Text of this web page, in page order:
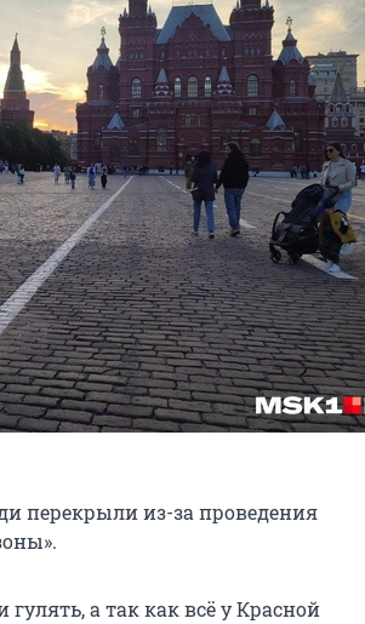
перекрыли из-за проведения
а так как всё у Красной